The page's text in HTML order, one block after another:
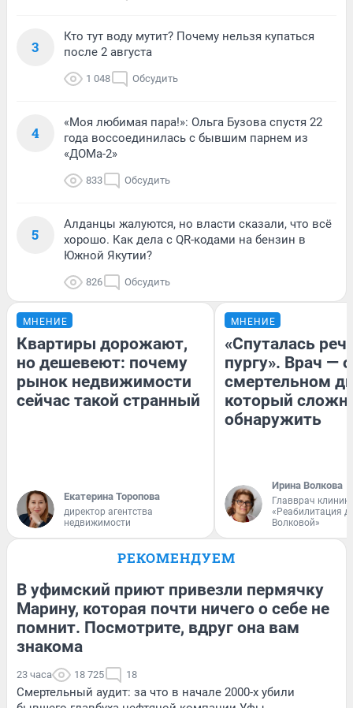
3
Кто тут воду мутит? Почему нельзя купаться
после 2 августа
1 048 Обсудить
4
«Моя любимая пара!»: Ольга Бузова спустя 22
года воссоединилась с бывшим парнем из
«ДОМа-2»
833 Обсудить
5
Алданцы жалуются, но власти сказали, что всё
хорошо. Как дела с QR-кодами на бензин в
Южной Якутии?
826 Обсудить
МНЕНИЕ
Квартиры дорожают,
но дешевеют: почему
рынок недвижимости
сейчас такой странный
Екатерина Торопова
директор агентства
недвижимости
МНЕНИЕ
«Спуталась
пургу». Врач — о
смертельном
который
обнаружить
Ирина Волкова
Главврач
«Реабилитация
Волковой»
РЕКОМЕНДУЕМ
В уфимский приют привезли пермячку
Марину, которая почти ничего о себе не
помнит. Посмотрите, вдруг она вам
знакома
23 часа 18 725 18
Смертельный аудит: за что в начале 2000-х убили